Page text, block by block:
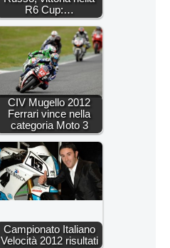
R6 Cup:…
CIV Mugello 2012
Ferrari vince nella
categoria Moto 3
Campionato Italiano
Velocità 2012 risultati